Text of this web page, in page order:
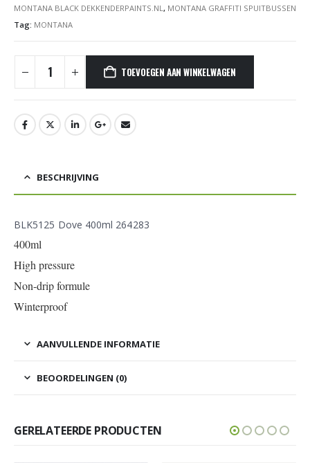
MONTANA BLACK DEKKENDERPAINTS.NL , MONTANA GRAFFITI SPUITBUSSEN
Tag: MONTANA
TOEVOEGEN AAN WINKELWAGEN
BESCHRIJVING
BLK5125 Dove 400ml 264283
400ml
High pressure
Non-drip formule
Winterproof
AANVULLENDE INFORMATIE
BEOORDELINGEN (0)
GERELATEERDE PRODUCTEN